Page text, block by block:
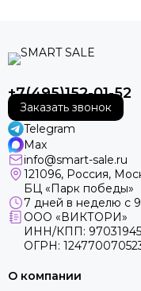
+7(495)152-01-52
Заказать звонок
Telegram
Max
info@smart-sale.ru
121096, Россия,
БЦ «Парк победы»
7 дней в неделю с
ООО «ВИКТОРИ»
ИНН/КПП:
ОГРН:
О компании